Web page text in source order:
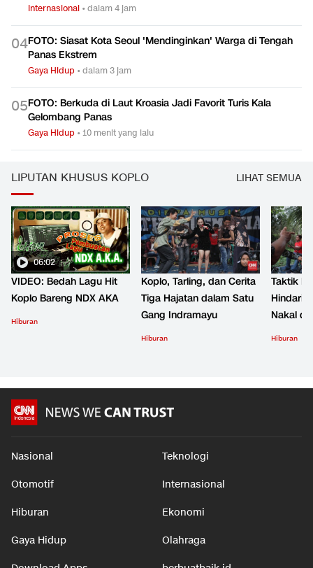
Internasional •dalam 4 jam
04FOTO: Siasat Kota Seoul 'Mendinginkan' Warga di Tengah
Panas Ekstrem
Gaya Hidup •dalam 3 jam
05FOTO: Berkuda di Laut Kroasia Jadi Favorit Turis Kala
Gelombang Panas
Gaya Hidup •10 menit yang lalu
LIPUTAN KHUSUS KOPLO LIHAT SEMUA
06:02
VIDEO: Bedah Lagu Hit
Koplo Bareng NDX AKA
Hiburan
Koplo, Tarling, dan Cerita
Tiga Hajatan dalam Satu
Gang Indramayu
Hiburan
Taktik
Hindari
Nakal
Hiburan
Nasional Teknologi
Otomotif Internasional
Hiburan Ekonomi
Gaya Hidup Olahraga